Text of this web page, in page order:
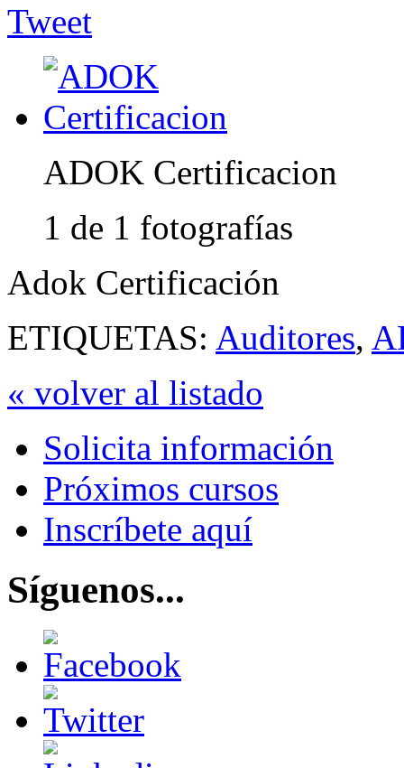
Tweet
ADOK Certificacion
1 de 1 fotografías
Adok Certificación
ETIQUETAS: Auditores,
« volver al listado
Solicita información
Próximos cursos
Inscríbete aquí
Síguenos...